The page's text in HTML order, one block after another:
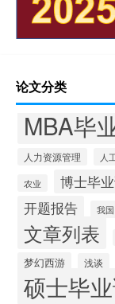
论文分类
MBA毕
人力资源管理
人
农业 博士毕
开题报告 我国
文章列表
梦幻西游 浅谈
硕士毕